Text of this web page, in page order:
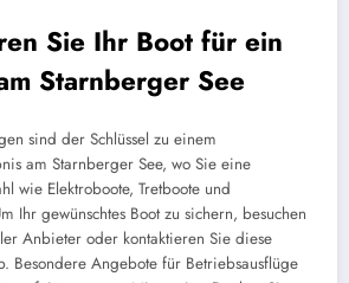
Sie Ihr Boot für ein
Starnberger See
sind der Schlüssel zu einem
am Starnberger See, wo Sie eine
wie Elektroboote, Tretboote und
Ihr gewünschtes Boot zu sichern, besuchen
Anbieter oder kontaktieren Sie diese
Besondere Angebote für Betriebsausflüge